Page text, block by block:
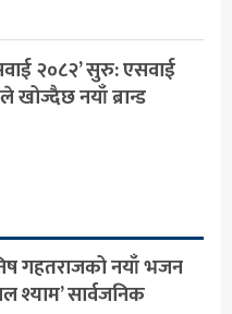
२०८२’ सुरु: एसवाई
खोज्दैछ नयाँ ब्रान्ड
गहतराजको नयाँ भजन
श्याम’ सार्वजनिक